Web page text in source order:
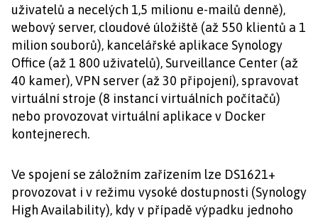
uživatelů a necelých 1,5 milionu e-mailů denně),
webový server, cloudové úložiště (až 550 klientů a 1
milion souborů), kancelářské aplikace Synology
Office (až 1 800 uživatelů), Surveillance Center (až
40 kamer), VPN server (až 30 připojení), spravovat
virtuální stroje (8 instancí virtuálních počítačů)
nebo provozovat virtuální aplikace v Docker
kontejnerech.
Ve spojení se záložním zařízením lze DS1621+
provozovat i v režimu vysoké dostupnosti (Synology
High Availability), kdy v případě výpadku jednoho